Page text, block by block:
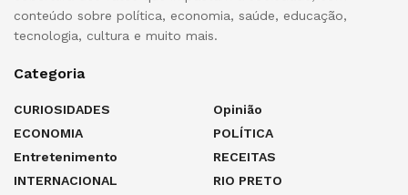
conteúdo sobre política, economia, saúde, educação,
tecnologia, cultura e muito mais.
Categoria
CURIOSIDADES
ECONOMIA
Entretenimento
INTERNACIONAL
Opinião
POLÍTICA
RECEITAS
RIO PRETO